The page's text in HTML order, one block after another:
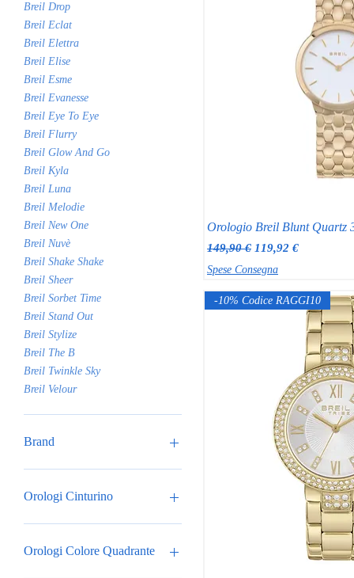
Breil Drop
Breil Eclat
Breil Elettra
Breil Elise
Breil Esme
Breil Evanesse
Breil Eye To Eye
Breil Flurry
Breil Glow And Go
Breil Kyla
Breil Luna
Breil Melodie
Breil New One
Breil Nuvè
Breil Shake Shake
Breil Sheer
Breil Sorbet Time
Breil Stand Out
Breil Stylize
Breil The B
Breil Twinkle Sky
Breil Velour
Brand
Orologi Cinturino
Acciaio dorato
Orologi Colore Quadrante
Orologio Breil Blunt Quartz
Prezzo regolare
149,90 € Prezzo scontato
119,92 €
Spese Consegna
-10% Codice RAGGI10